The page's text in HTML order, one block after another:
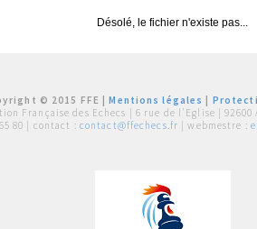
Désolé, le fichier n'existe pas...
© 2015 FFE |Mentions légales
Française des Echecs | 6 rue de l'Eglise | 92600
80 | contact : contact@ffechecs.fr | webmestre :